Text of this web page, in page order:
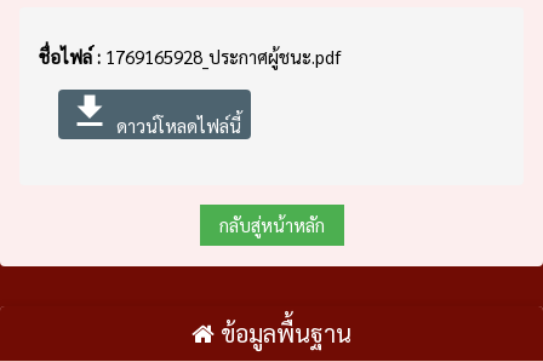
ชื่อไฟล์ : 1769165928_ประกาศผู้ชนะ.pdf
file_download ดาวน์โหลดไฟล์นี้
กลับสู่หน้าหลัก
ข้อมูลพื้นฐาน